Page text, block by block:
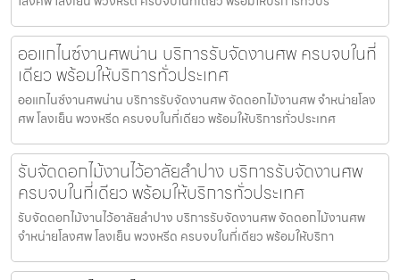
ออแกไนซ์งานศพน่าน บริการรับจัดงานศพ ครบจบในที่
เดียว พร้อมให้บริการทั่วประเทศ
ออแกไนซ์งานศพน่าน บริการรับจัดงานศพ จัดดอกไม้งานศพ จำหน่ายโลง
ศพ โลงเย็น พวงหรีด ครบจบในที่เดียว พร้อมให้บริการทั่วประเทศ
รับจัดดอกไม้งานไว้อาลัยลำปาง บริการรับจัดงานศพ
ครบจบในที่เดียว พร้อมให้บริการทั่วประเทศ
รับจัดดอกไม้งานไว้อาลัยลำปาง บริการรับจัดงานศพ จัดดอกไม้งานศพ
จำหน่ายโลงศพ โลงเย็น พวงหรีด ครบจบในที่เดียว พร้อมให้บริกา